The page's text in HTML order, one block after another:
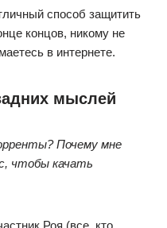
способ защитить
концов, никому не
в интернете.
мыслей
Почему мне
чтобы качать
Роя (все, кто